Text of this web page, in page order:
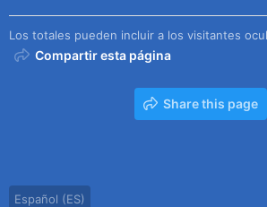
Los totales pueden incluir a los visitantes
Compartir esta página
Share this page
Español (ES)